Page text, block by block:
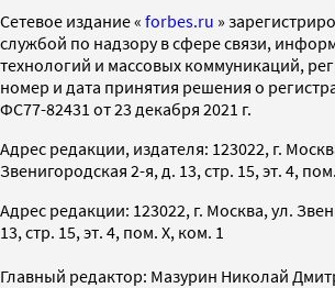
Cетевое издание « forbes.ru »
службой по надзору в сфере связи,
технологий и массовых коммуникаций,
номер и дата принятия решения о
ФС77-82431 от 23 декабря 2021 г.
Адрес редакции, издателя: 123022, г.
Звенигородская 2-я, д. 13, стр. 15, эт. 4,
Адрес редакции: 123022, г. Москва, ул.
13, стр. 15, эт. 4, пом. X, ком. 1
Главный редактор: Мазурин Николай